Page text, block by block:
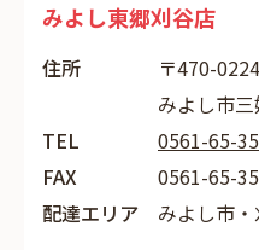
みよし東郷刈谷店
住所
〒470-0224
みよし市
TEL
0561-65-
FAX
0561-65-
配達エリア
みよし市